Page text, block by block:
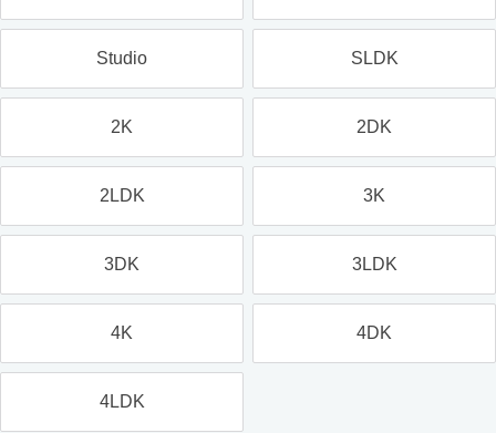
Studio SLDK
2K 2DK
2LDK 3K
3DK 3LDK
4K 4DK
4LDK